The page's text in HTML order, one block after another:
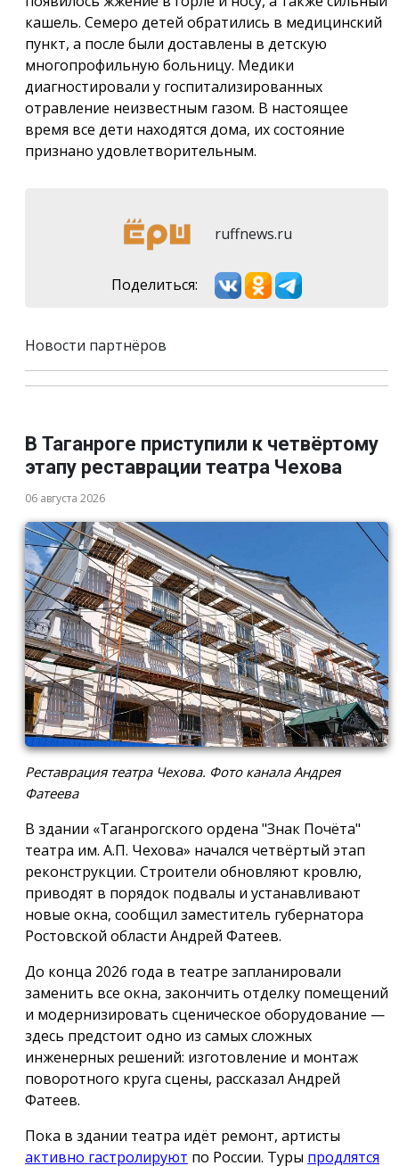
кашель. Семеро детей обратились в медицинский
пункт, а после были доставлены в детскую
многопрофильную больницу. Медики
диагностировали у госпитализированных
отравление неизвестным газом. В настоящее
время все дети находятся дома, их состояние
признано удовлетворительным.
ruffnews.ru
Поделиться:
Новости партнёров
В Таганроге приступили к четвёртому
этапу реставрации театра Чехова
06 августа 2026
Реставрация театра Чехова. Фото канала Андрея
Фатеева
В здании «Таганрогского ордена "Знак Почёта"
театра им. А.П. Чехова» начался четвёртый этап
реконструкции. Строители обновляют кровлю,
приводят в порядок подвалы и устанавливают
новые окна, сообщил заместитель губернатора
Ростовской области Андрей Фатеев.
До конца 2026 года в театре запланировали
заменить все окна, закончить отделку помещений
и модернизировать сценическое оборудование —
здесь предстоит одно из самых сложных
инженерных решений: изготовление и монтаж
поворотного круга сцены, рассказал Андрей
Фатеев.
Пока в здании театра идёт ремонт, артисты
активно гастролируют по России. Туры продлятся